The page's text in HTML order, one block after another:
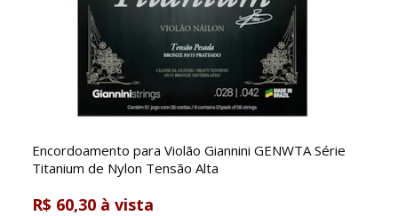
Encordoamento para Violão Giannini GENWTA Série
Titanium de Nylon Tensão Alta
R$ 60,30